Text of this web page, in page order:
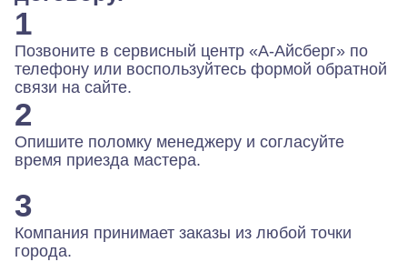
1
Позвоните в сервисный центр «А-Айсберг» по
телефону или воспользуйтесь формой обратной
связи на сайте.
2
Опишите поломку менеджеру и согласуйте
время приезда мастера.
3
Компания принимает заказы из любой точки
города.